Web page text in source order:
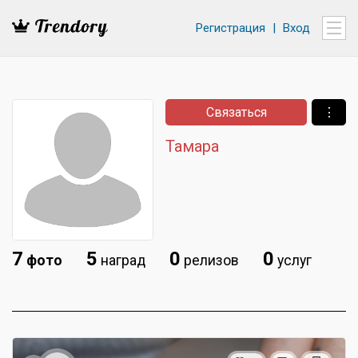
Регистрация | Вход
Тамара
Связаться ⋮
7 фото 5 наград 0 релизов 0 услуг